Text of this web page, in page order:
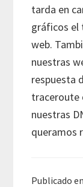
tarda en
gráficos el
web.
nuestras
respuesta
traceroute
nuestras
queramos
Publicado